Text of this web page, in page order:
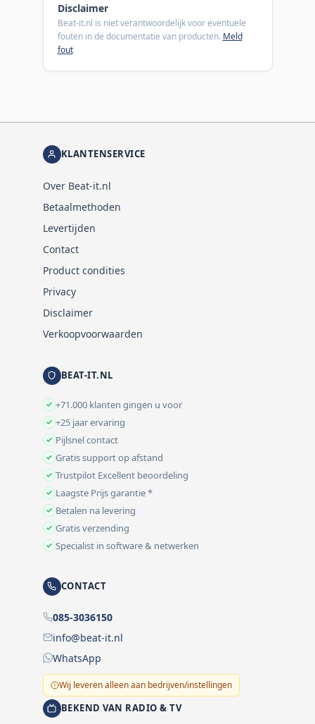
Disclaimer
Beat-it.nl is niet verantwoordelijk voor eventuele
fouten in de documentatie van producten. Meld
fout
KLANTENSERVICE
Over Beat-it.nl
Betaalmethoden
Levertijden
Contact
Product condities
Privacy
Disclaimer
Verkoopvoorwaarden
BEAT-IT.NL
+71.000 klanten gingen u voor
+25 jaar ervaring
Pijlsnel contact
Gratis support op afstand
Trustpilot Excellent beoordeling
Laagste Prijs garantie *
Betalen na levering
Gratis verzending
Specialist in software & netwerken
CONTACT
085-3036150
info@beat-it.nl
WhatsApp
Wij leveren alleen aan bedrijven/instellingen
BEKEND VAN RADIO & TV